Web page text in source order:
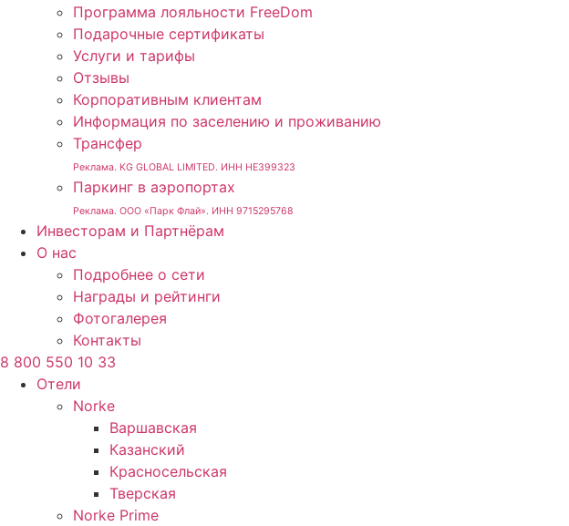
Программа лояльности FreeDom
Подарочные сертификаты
Услуги и тарифы
Отзывы
Корпоративным клиентам
Информация по заселению и проживанию
Трансфер
Реклама. KG GLOBAL LIMITED. ИНН HE399323
Паркинг в аэропортах
Реклама. ООО «Парк Флай». ИНН 9715295768
Инвесторам и Партнёрам
О нас
Подробнее о сети
Награды и рейтинги
Фотогалерея
Контакты
8 800 550 10 33
Отели
Norke
Варшавская
Казанский
Красносельская
Тверская
Norke Prime